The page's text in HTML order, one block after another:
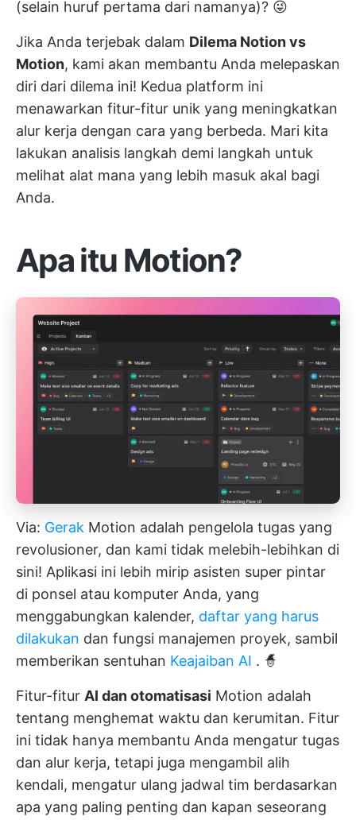
(selain huruf pertama dari namanya)? 😜
Jika Anda terjebak dalam Dilema Notion vs
Motion, kami akan membantu Anda melepaskan
diri dari dilema ini! Kedua platform ini
menawarkan fitur-fitur unik yang meningkatkan
alur kerja dengan cara yang berbeda. Mari kita
lakukan analisis langkah demi langkah untuk
melihat alat mana yang lebih masuk akal bagi
Anda.
Apa itu Motion?
Via: Gerak Motion adalah pengelola tugas yang
revolusioner, dan kami tidak melebih-lebihkan di
sini! Aplikasi ini lebih mirip asisten super pintar
di ponsel atau komputer Anda, yang
menggabungkan kalender, daftar yang harus
dilakukan dan fungsi manajemen proyek, sambil
memberikan sentuhan Keajaiban AI . 🧙
Fitur-fitur AI dan otomatisasi Motion adalah
tentang menghemat waktu dan kerumitan. Fitur
ini tidak hanya membantu Anda mengatur tugas
dan alur kerja, tetapi juga mengambil alih
kendali, mengatur ulang jadwal tim berdasarkan
apa yang paling penting dan kapan seseorang